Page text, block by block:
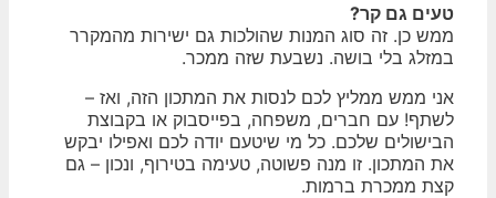
טעים גם קר?
ממש כן. זה סוג המנות שהולכות גם ישירות מהמקרר
במזלג בלי בושה. נשבעת שזה ממכר.
אני ממש ממליץ לכם לנסות את המתכון הזה, ואז –
לשתף! עם חברים, משפחה, בפייסבוק או בקבוצת
הבישולים שלכם. כל מי שיטעם יודה לכם ואפילו יבקש
את המתכון. זו מנה פשוטה, טעימה בטירוף, ונכון – גם
קצת ממכרת ברמות.